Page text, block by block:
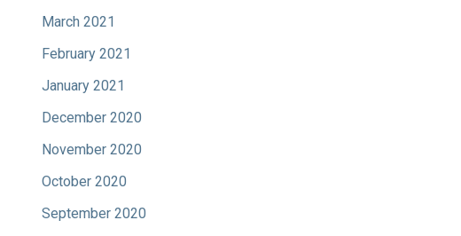
March 2021
February 2021
January 2021
December 2020
November 2020
October 2020
September 2020